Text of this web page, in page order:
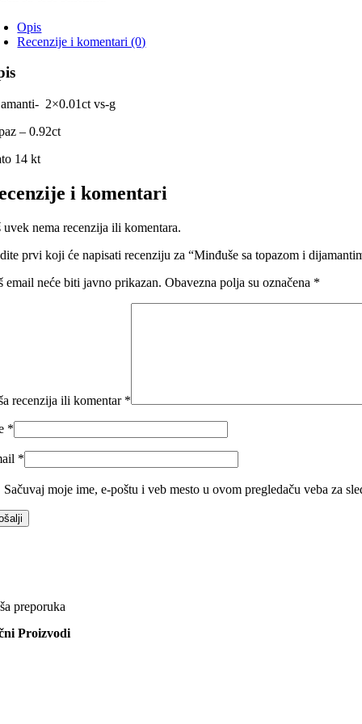
Opis
Recenzije i komentari (0)
2×0.01ct vs-g
– 0.92ct
14 kt
i komentari
uvek nema recenzija ili komentara.
prvi koji će napisati recenziju za “Minđuše sa topazom i
email neće biti javno prikazan. Obavezna polja su označena *
recenzija ili komentar *
*
*
Sačuvaj moje ime, e-poštu i veb mesto u ovom pregledaču veba za
preporuka
Proizvodi